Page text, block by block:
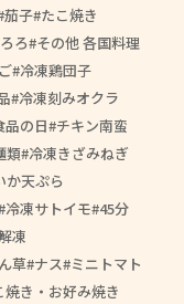
茄子 たこ焼き
ろ その他 各国料理
冷凍鶏団子
冷凍刻みオクラ
品の日 チキン南蛮
類 冷凍きざみねぎ
か天ぷら
冷凍サトイモ 45分
凍
草 ナス ミニトマト
焼き・お好み焼き